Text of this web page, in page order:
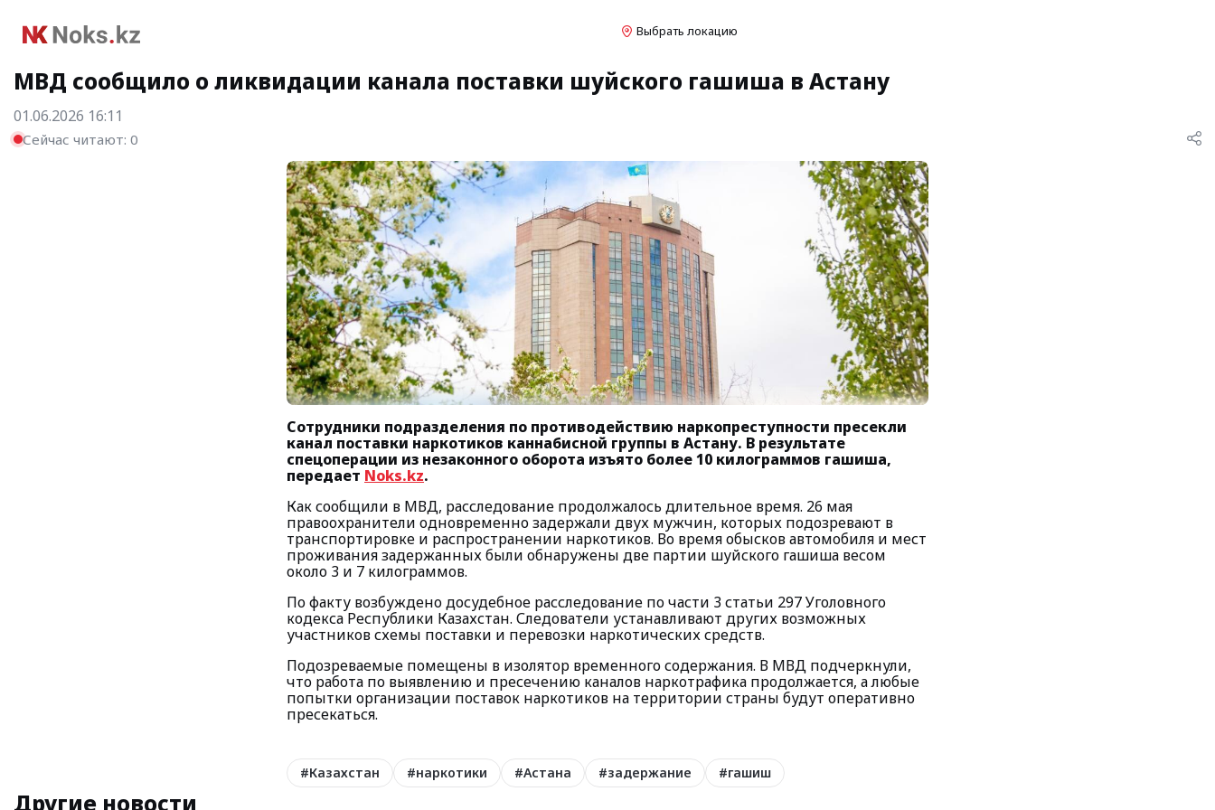
Выбрать локацию
МВД сообщило о ликвидации канала поставки шуйского гашиша в Астану
01.06.2026 16:11
Сейчас читают: 0
Сотрудники подразделения по противодействию наркопреступности пресекли
канал поставки наркотиков каннабисной группы в Астану. В результате
спецоперации из незаконного оборота изъято более 10 килограммов гашиша,
передает Noks.kz.
Как сообщили в МВД, расследование продолжалось длительное время. 26 мая
правоохранители одновременно задержали двух мужчин, которых подозревают в
транспортировке и распространении наркотиков. Во время обысков автомобиля и мест
проживания задержанных были обнаружены две партии шуйского гашиша весом
около 3 и 7 килограммов.
По факту возбуждено досудебное расследование по части 3 статьи 297 Уголовного
кодекса Республики Казахстан. Следователи устанавливают других возможных
участников схемы поставки и перевозки наркотических средств.
Подозреваемые помещены в изолятор временного содержания. В МВД подчеркнули,
что работа по выявлению и пресечению каналов наркотрафика продолжается, а любые
попытки организации поставок наркотиков на территории страны будут оперативно
пресекаться.
#Казахстан #наркотики #Астана #задержание #гашиш
Другие новости